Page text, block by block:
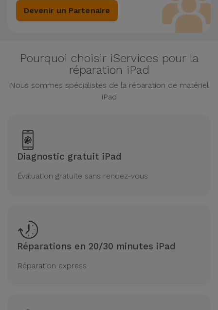
Devenir un Partenaire
Pourquoi choisir iServices pour la
réparation iPad
Nous sommes spécialistes de la réparation de matériel
iPad
Diagnostic gratuit iPad
Évaluation gratuite sans rendez-vous
Réparations en 20/30 minutes iPad
Réparation express